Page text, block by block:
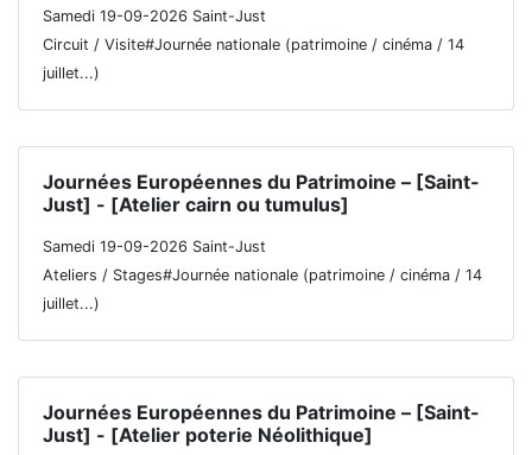
Samedi 19-09-2026 Saint-Just
Circuit / Visite#Journée nationale (patrimoine / cinéma / 14
juillet...)
Journées Européennes du Patrimoine – [Saint-
Just] - [Atelier cairn ou tumulus]
Samedi 19-09-2026 Saint-Just
Ateliers / Stages#Journée nationale (patrimoine / cinéma / 14
juillet...)
Journées Européennes du Patrimoine – [Saint-
Just] - [Atelier poterie Néolithique]